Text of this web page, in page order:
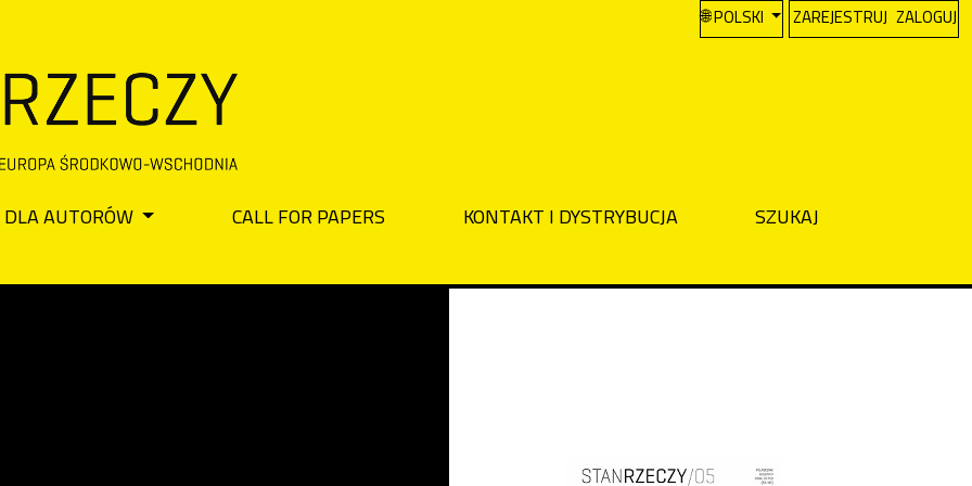
CHANGE THE LANGUAGE. THE
POLSKI ZAREJESTRUJ ZALOGUJ
DLA AUTORÓW CALL FOR PAPERS KONTAKT I DYSTRYBUCJA
SZUKAJ
Cover image